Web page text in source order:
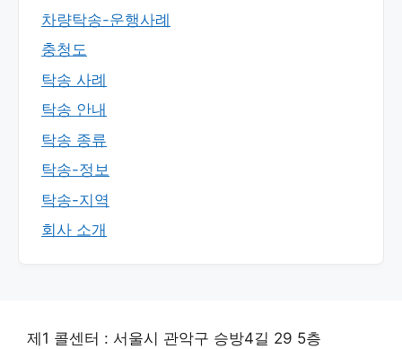
차량탁송-운행사례
충청도
탁송 사례
탁송 안내
탁송 종류
탁송-정보
탁송-지역
회사 소개
제1 콜센터 : 서울시 관악구 승방4길 29 5층